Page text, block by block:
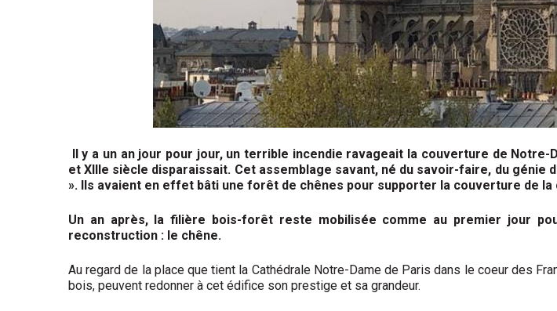
Il y a un an jour pour jour, un terrible incendie ravageait la couverture de
et XIIIe siècle disparaissait. Cet assemblage savant, né du savoir-faire, du
». Ils avaient en effet bâti une forêt de chênes pour supporter la couverture de la
Un an après, la filière bois-forêt reste mobilisée comme au premier jour
reconstruction : le chêne.
Au regard de la place que tient la Cathédrale Notre-Dame de Paris dans le coeur des
bois, peuvent redonner à cet édifice son prestige et sa grandeur.